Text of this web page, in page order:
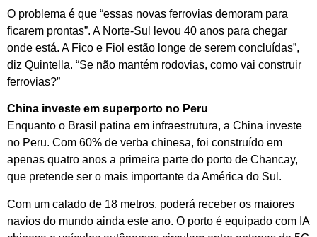
O problema é que “essas novas ferrovias demoram para
ficarem prontas”. A Norte-Sul levou 40 anos para chegar
onde está. A Fico e Fiol estão longe de serem concluídas”,
diz Quintella. “Se não mantém rodovias, como vai construir
ferrovias?”
China investe em superporto no Peru
Enquanto o Brasil patina em infraestrutura, a China investe
no Peru. Com 60% de verba chinesa, foi construído em
apenas quatro anos a primeira parte do porto de Chancay,
que pretende ser o mais importante da América do Sul.
Com um calado de 18 metros, poderá receber os maiores
navios do mundo ainda este ano. O porto é equipado com IA